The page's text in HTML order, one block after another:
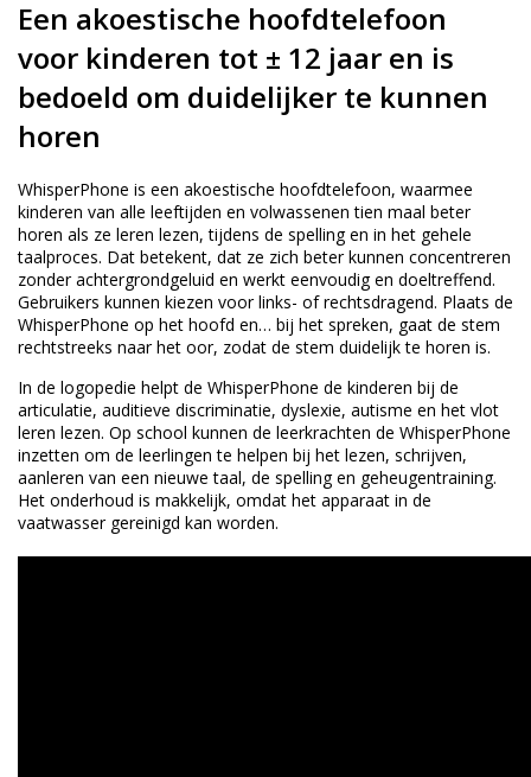
Een akoestische hoofdtelefoon
voor kinderen tot ± 12 jaar en is
bedoeld om duidelijker te kunnen
horen
WhisperPhone is een akoestische hoofdtelefoon, waarmee
kinderen van alle leeftijden en volwassenen tien maal beter
horen als ze leren lezen, tijdens de spelling en in het gehele
taalproces. Dat betekent, dat ze zich beter kunnen concentreren
zonder achtergrondgeluid en werkt eenvoudig en doeltreffend.
Gebruikers kunnen kiezen voor links- of rechtsdragend. Plaats de
WhisperPhone op het hoofd en… bij het spreken, gaat de stem
rechtstreeks naar het oor, zodat de stem duidelijk te horen is.
In de logopedie helpt de WhisperPhone de kinderen bij de
articulatie, auditieve discriminatie, dyslexie, autisme en het vlot
leren lezen. Op school kunnen de leerkrachten de WhisperPhone
inzetten om de leerlingen te helpen bij het lezen, schrijven,
aanleren van een nieuwe taal, de spelling en geheugentraining.
Het onderhoud is makkelijk, omdat het apparaat in de
vaatwasser gereinigd kan worden.